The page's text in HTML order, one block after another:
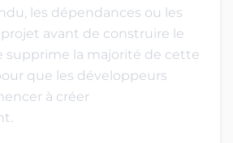
les dépendances ou les
avant de construire le
supprime la majorité de cette
que les développeurs
à créer